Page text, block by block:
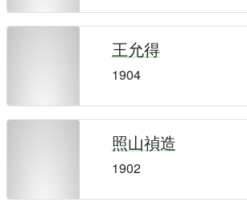
王允得
1904
照山禎造
1902